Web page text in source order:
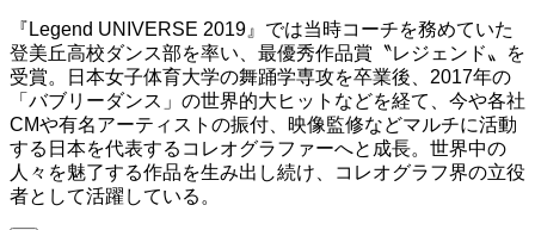
『Legend UNIVERSE 2019』では当時コーチを務めていた
登美丘高校ダンス部を率い、最優秀作品賞〝レジェンド〟を
受賞。日本女子体育大学の舞踊学専攻を卒業後、2017年の
「バブリーダンス」の世界的大ヒットなどを経て、今や各社
CMや有名アーティストの振付、映像監修などマルチに活動
する日本を代表するコレオグラファーへと成長。世界中の
人々を魅了する作品を生み出し続け、コレオグラフ界の立役
者として活躍している。